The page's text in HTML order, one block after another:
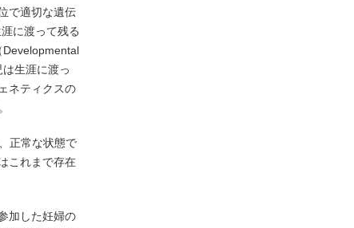
で適切な遺伝
に渡って残る
Developmental
生涯に渡っ
ネティクスの
正常な状態で
これまで存在
加した妊婦の